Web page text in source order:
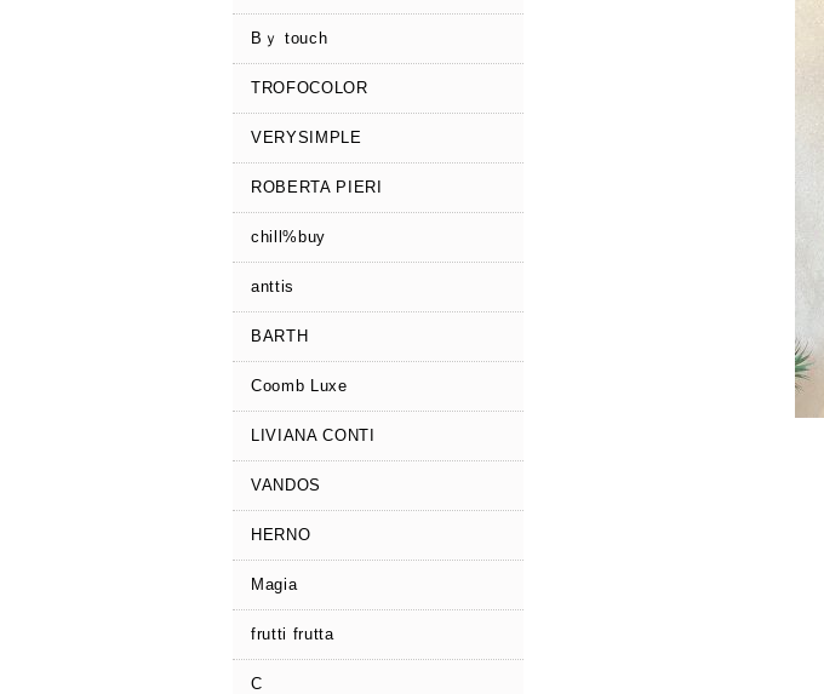
Bｙ touch
TROFOCOLOR
VERYSIMPLE
ROBERTA PIERI
chill%buy
anttis
BARTH
Coomb Luxe
LIVIANA CONTI
VANDOS
HERNO
Magia
frutti frutta
C